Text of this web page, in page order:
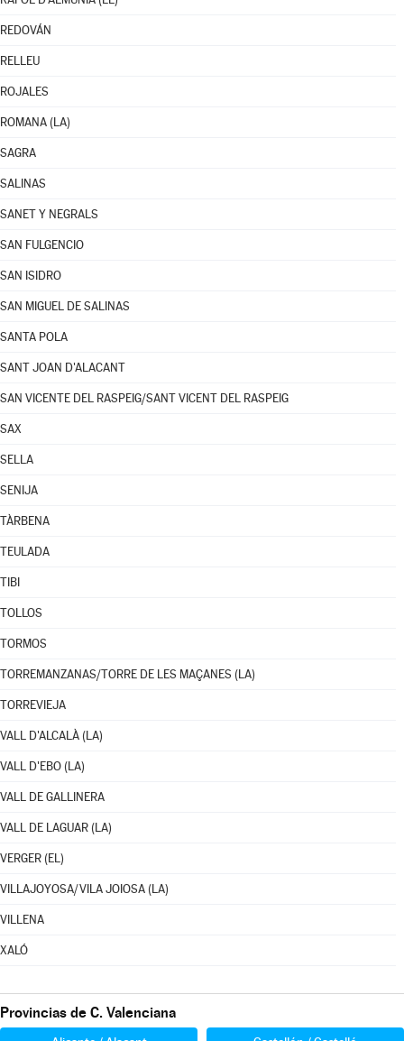
REDOVÁN
RELLEU
ROJALES
ROMANA (LA)
SAGRA
SALINAS
SANET Y NEGRALS
SAN FULGENCIO
SAN ISIDRO
SAN MIGUEL DE SALINAS
SANTA POLA
SANT JOAN D'ALACANT
SAN VICENTE DEL RASPEIG/SANT VICENT DEL RASPEIG
SAX
SELLA
SENIJA
TÀRBENA
TEULADA
TIBI
TOLLOS
TORMOS
TORREMANZANAS/TORRE DE LES MAÇANES (LA)
TORREVIEJA
VALL D'ALCALÀ (LA)
VALL D'EBO (LA)
VALL DE GALLINERA
VALL DE LAGUAR (LA)
VERGER (EL)
VILLAJOYOSA/VILA JOIOSA (LA)
VILLENA
XALÓ
Provincias de C. Valenciana